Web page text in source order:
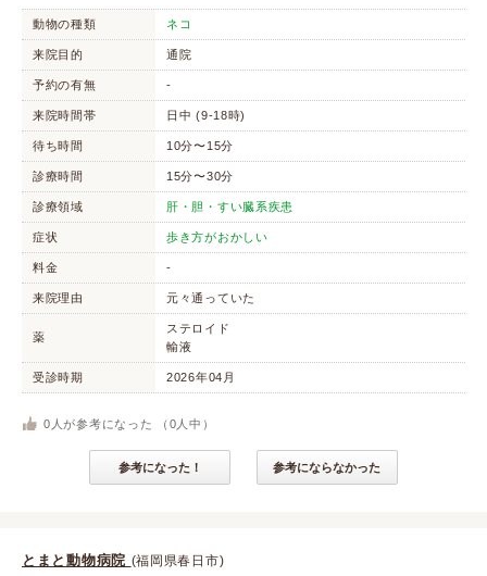
動物の種類 ネコ
来院目的 通院
予約の有無 -
来院時間帯 日中 (9-18時)
待ち時間 10分〜15分
診療時間 15分〜30分
診療領域 肝・胆・すい臓系疾患
症状 歩き方がおかしい
料金 -
来院理由 元々通っていた
薬
ステロイド
輸液
受診時期 2026年04月
0 人が参考になった （ 0 人中）
参考になった！ 参考にならなかった
とまと動物病院 (福岡県春日市)